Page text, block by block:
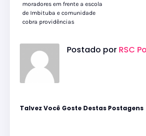
moradores em frente a escola
de Imbituba e comunidade
cobra providências
Postado por RSC
Talvez Você Goste Destas Postagens